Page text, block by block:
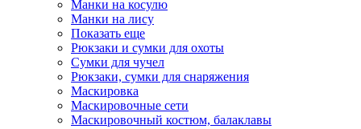
Манки на косулю
Манки на лису
Показать еще
Рюкзаки и сумки для охоты
Сумки для чучел
Рюкзаки, сумки для снаряжения
Маскировка
Маскировочные сети
Маскировочный костюм, балаклавы